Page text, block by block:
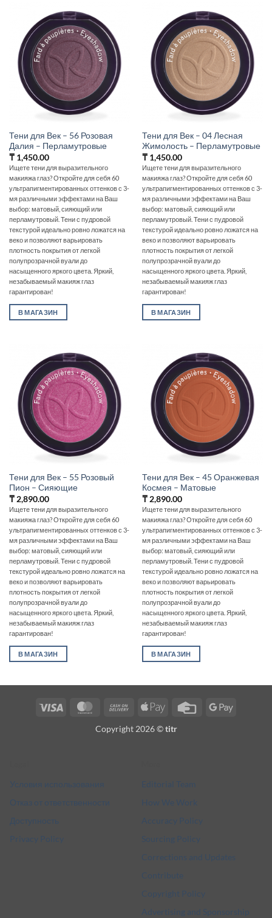
Тени для Век – 56 Розовая
Далия – Перламутровые
₸1,450.00
Ищете тени для выразительного
макияжа глаз? Откройте для себя 60
ультрапигментированных оттенков с 3-
мя различными эффектами на Ваш
выбор: матовый, сияющий или
перламутровый. Тени с пудровой
текстурой идеально ровно ложатся на
веко и позволяют варьировать
плотность покрытия от легкой
полупрозрачной вуали до
насыщенного яркого цвета. Яркий,
незабываемый макияж глаз
гарантирован!
В МАГАЗИН
Тени для Век – 04 Лесная
Жимолость – Перламутровые
₸1,450.00
Ищете тени для выразительного
макияжа глаз? Откройте для себя 60
ультрапигментированных оттенков с 3-
мя различными эффектами на Ваш
выбор: матовый, сияющий или
перламутровый. Тени с пудровой
текстурой идеально ровно ложатся на
веко и позволяют варьировать
плотность покрытия от легкой
полупрозрачной вуали до
насыщенного яркого цвета. Яркий,
незабываемый макияж глаз
гарантирован!
В МАГАЗИН
Тени для Век – 55 Розовый
Пион – Сияющие
₸2,890.00
Ищете тени для выразительного
макияжа глаз? Откройте для себя 60
ультрапигментированных оттенков с 3-
мя различными эффектами на Ваш
выбор: матовый, сияющий или
перламутровый. Тени с пудровой
текстурой идеально ровно ложатся на
веко и позволяют варьировать
плотность покрытия от легкой
полупрозрачной вуали до
насыщенного яркого цвета. Яркий,
незабываемый макияж глаз
гарантирован!
В МАГАЗИН
Тени для Век – 45 Оранжевая
Космея – Матовые
₸2,890.00
Ищете тени для выразительного
макияжа глаз? Откройте для себя 60
ультрапигментированных оттенков с 3-
мя различными эффектами на Ваш
выбор: матовый, сияющий или
перламутровый. Тени с пудровой
текстурой идеально ровно ложатся на
веко и позволяют варьировать
плотность покрытия от легкой
полупрозрачной вуали до
насыщенного яркого цвета. Яркий,
незабываемый макияж глаз
гарантирован!
В МАГАЗИН
Visa MasterCardCash
Delivery
Apple
Credit
Google
Copyright 2026 ©titr
Условия использования
Отказ от ответственности
Доступность
Privacy Policy
Editorial Team
How We Work
Accuracy Policy
Sourcing Policy
Corrections and Updates
Contribute
Copyright Policy
Advertising and Sponsorship